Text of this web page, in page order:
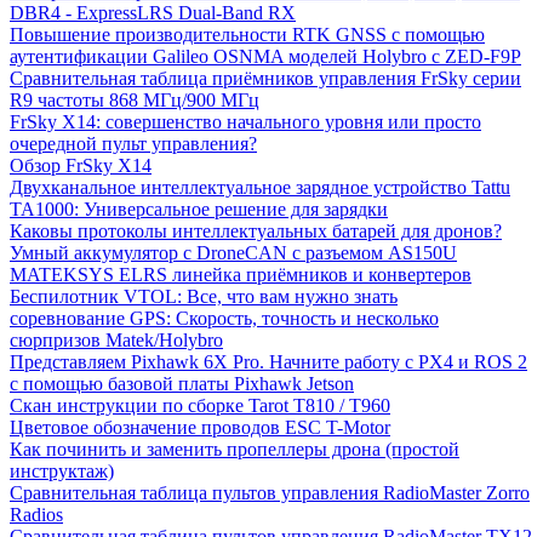
DBR4 - ExpressLRS Dual-Band RX
Повышение производительности RTK GNSS с помощью
аутентификации Galileo OSNMA моделей Holybro с ZED-F9P
Сравнительная таблица приёмников управления FrSky серии
R9 частоты 868 МГц/900 МГц
FrSky X14: совершенство начального уровня или просто
очередной пульт управления?
Обзор FrSky X14
Двухканальное интеллектуальное зарядное устройство Tattu
TA1000: Универсальное решение для зарядки
Каковы протоколы интеллектуальных батарей для дронов?
Умный аккумулятор с DroneCAN с разъемом AS150U
MATEKSYS ELRS линейка приёмников и конвертеров
Беспилотник VTOL: Все, что вам нужно знать
соревнование GPS: Скорость, точность и несколько
сюрпризов Matek/Holybro
Представляем Pixhawk 6X Pro. Начните работу с PX4 и ROS 2
с помощью базовой платы Pixhawk Jetson
Скан инструкции по сборке Tarot T810 / T960
Цветовое обозначение проводов ESC T-Motor
Как починить и заменить пропеллеры дрона (простой
инструктаж)
Сравнительная таблица пультов управления RadioMaster Zorro
Radios